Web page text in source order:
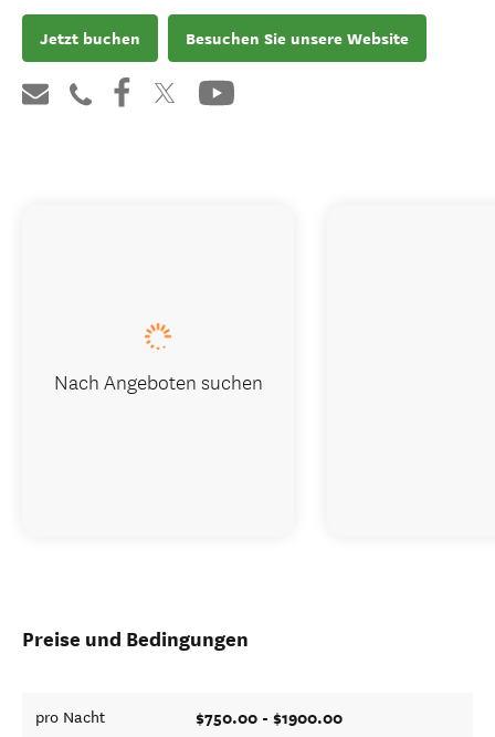
Jetzt buchen Besuchen Sie unsere Website
Preise und Bedingungen
pro Nacht $750.00 - $1900.00
Nach Angeboten suchen